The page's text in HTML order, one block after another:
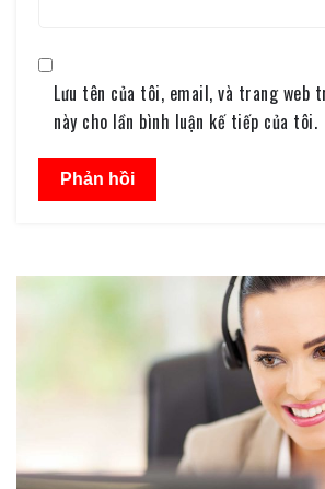
Lưu tên của tôi, email, và trang web
này cho lần bình luận kế tiếp của tôi.